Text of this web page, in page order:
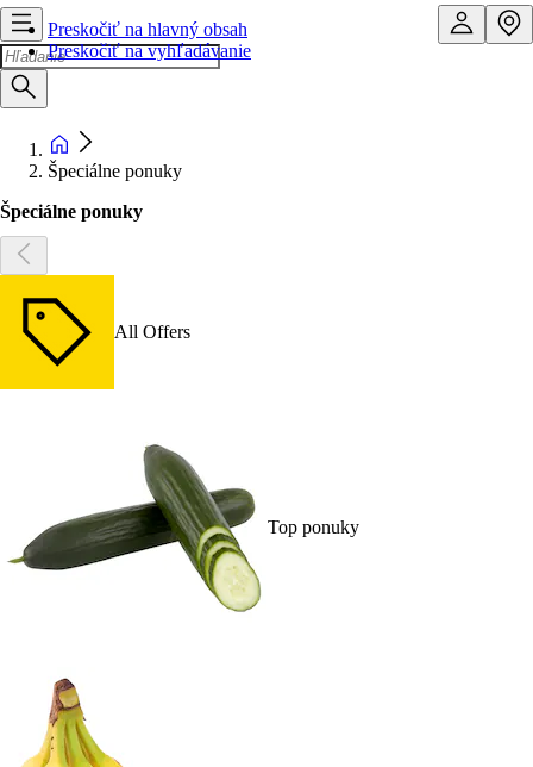
Preskočiť na hlavný obsah
Preskočiť na vyhľadávanie
Špeciálne ponuky
Špeciálne ponuky
All Offers
Top ponuky